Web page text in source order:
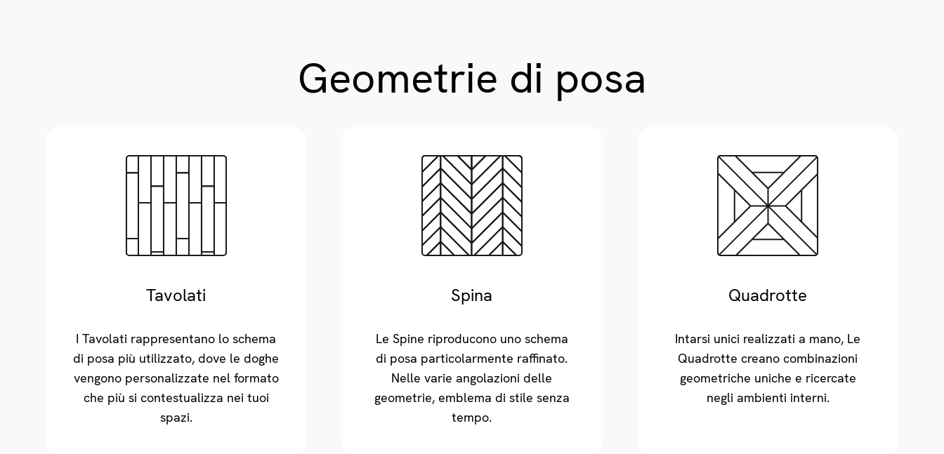
Geometrie di posa
Tavolati
I Tavolati rappresentano lo schema
di posa più utilizzato, dove le doghe
vengono personalizzate nel formato
che più si contestualizza nei tuoi
spazi.
Spina
Le Spine riproducono uno schema
di posa particolarmente raffinato.
Nelle varie angolazioni delle
geometrie, emblema di stile senza
tempo.
Quadrotte
Intarsi unici realizzati a mano, Le
Quadrotte creano combinazioni
geometriche uniche e ricercate
negli ambienti interni.